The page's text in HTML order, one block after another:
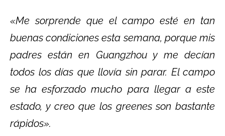
«Me sorprende que el campo esté en tan
buenas condiciones esta semana, porque mis
padres están en Guangzhou y me decían
todos los días que llovía sin parar. El campo
se ha esforzado mucho para llegar a este
estado, y creo que los greenes son bastante
rápidos».